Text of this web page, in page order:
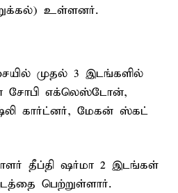
உள்ளனர்.
முதல் 3 இடங்களில்
சோபி எக்லெஸ்டோன்,
கார்ட்னர், மேகன் ஸ்கட்
தீப்தி ஷர்மா 2 இடங்கள்
பெற்றுள்ளார்.